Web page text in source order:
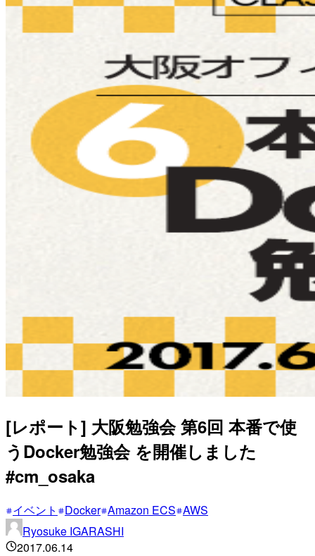
[レポート] 大阪勉強会 第6回 本番で使
うDocker勉強会 を開催しました
#cm_osaka
イベント Docker Amazon ECS AWS
Ryosuke IGARASHI
2017.06.14